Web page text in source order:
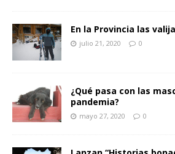
En la Provincia las
julio 21, 2020 0
¿Qué pasa con las
pandemia?
mayo 27, 2020 0